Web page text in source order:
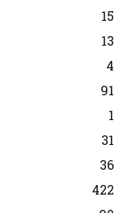
15
13
4
91
1
31
36
422